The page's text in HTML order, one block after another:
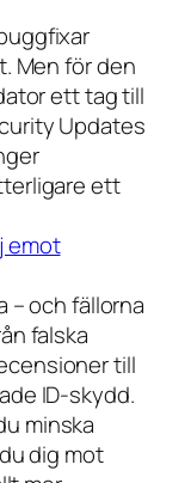
Men för den
ett tag till
Updates
ett
emot
– och fällorna
falska
till
ID-skydd.
minska
dig mot